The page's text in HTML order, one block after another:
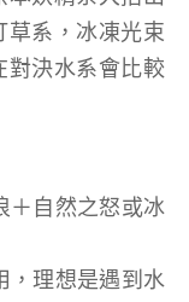
草系，冰凍光束
對決水系會比較
＋自然之怒或冰
，理想是遇到水